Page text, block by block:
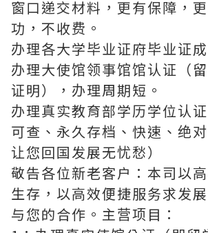
窗口递交材料，更有保障，
功，不收费。
办理各大学毕业证府毕业证
办理大使馆领事馆馆认证（
证明），办理周期短。
办理真实教育部学历学位认
可查、永久存档、快速、绝
让您回国发展无忧愁）
敬告各位新老客户：本司以
生存，以高效便捷服务求发
与您的合作。主营项目：